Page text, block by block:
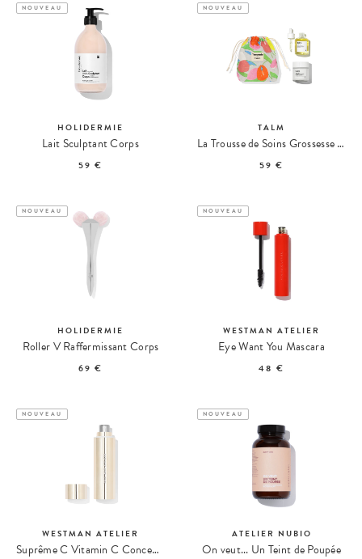
NOUVEAU
HOLIDERMIE
Lait Sculptant Corps
59 €
NOUVEAU
TALM
La Trousse de Soins Grossesse & Post-Partum Make My Lemonade x Talm
59 €
NOUVEAU
HOLIDERMIE
Roller V Raffermissant Corps
69 €
NOUVEAU
WESTMAN ATELIER
Eye Want You Mascara
48 €
NOUVEAU
WESTMAN ATELIER
Suprême C Vitamin C Concentrate
NOUVEAU
ATELIER NUBIO
On veut... Un Teint de Poupée